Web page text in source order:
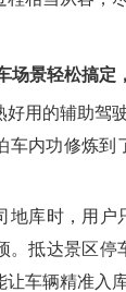
场景轻松搞定
的辅助驾驶
车内功修炼到
库时，用户只
。抵达景区停
让车辆精准入